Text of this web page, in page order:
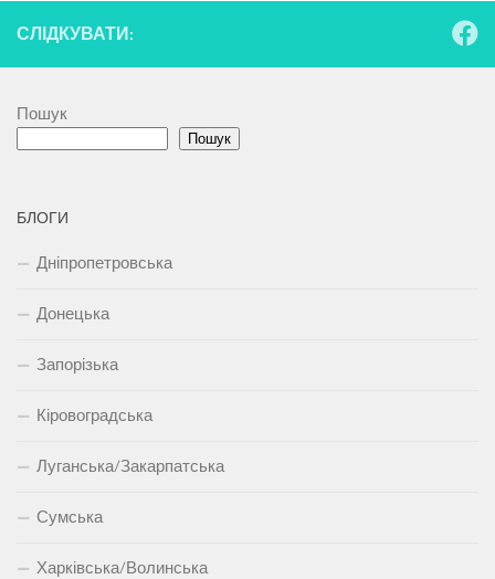
СЛІДКУВАТИ:
Пошук
Пошук
БЛОГИ
Дніпропетровська
Донецька
Запорізька
Кіровоградська
Луганська/Закарпатська
Сумська
Харківська/Волинська